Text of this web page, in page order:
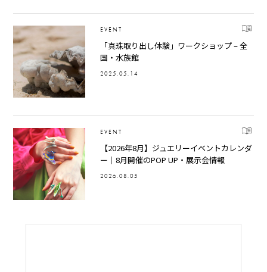
EVENT
「真珠取り出し体験」ワークショップ – 全
国・水族館
2025.05.14
EVENT
【2026年8月】ジュエリーイベントカレンダ
ー｜8月開催のPOP UP・展示会情報
2026.08.05